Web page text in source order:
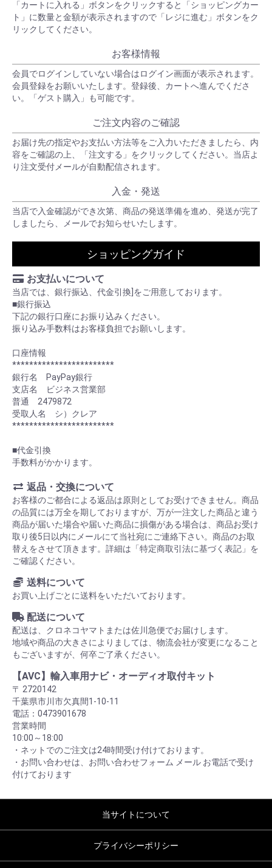
「カートに入れる」ボタンをクリックすると「ショッピングカー
ト」に数量と金額が表示されますので「レジに進む」ボタンをク
リックしてください。
お客様情報
会員でログインしていない場合はログイン画面が表示されます。
会員登録をお願いいたします。登録後、カートへ進んでくださ
い。「ゲスト購入」も可能です。
ご注文内容のご確認
お届け先の指定やお支払い方法等をご入力いただきましたら、内
容をご確認の上、「注文する」をクリックしてください。当店よ
り注文受付メールが自動配信されます。
入金・発送
当店で入金確認ができ次第、商品の発送準備を進め、発送が完了
しましたら、メールでお知らせいたします。
ショッピングガイド
お支払いについて
当店では、銀行振込、代金引換]をご用意しております。
■銀行振込
下記の銀行口座にお振り込みください。
振り込み手数料はお客様負担でお願いします。
口座情報
************************
銀行名 PayPay銀行
支店名 ビジネス営業部
普通 2479872
受取人名 シ）クレア
************************
■代金引換
手数料がかかります。
返品・交換について
お客様のご都合による返品は原則としてお受けできません。商品
の品質には万全を期しておりますが、万が一注文した商品と違う
商品が届いた場合や届いた商品に損傷がある場合は、商品お受け
取り後5日以内にメールにて当社宛にご連絡下さい。商品のお取
替えをさせて頂きます。詳細は「特定商取引法に基づく表記」を
ご確認ください。
送料について
お買い上げごとに送料をいただいております。
配送について
配送は、クロネコヤマトまたは佐川急便でお届けします。
地域や商品の大きさによりましては、物流会社が変更になること
もございますが、何卒ご了承ください。
【AVC】輸入車用ナビ・オーディオ取付キット
〒 2720142
千葉県市川市欠真間1-10-11
電話：0473901678
営業時間
10:00～18:00
・ネットでのご注文は24時間受け付けております。
・お問い合わせは、お問い合わせフォーム メール お電話で受け
付けております
当サイトについて
プライバシーポリシー